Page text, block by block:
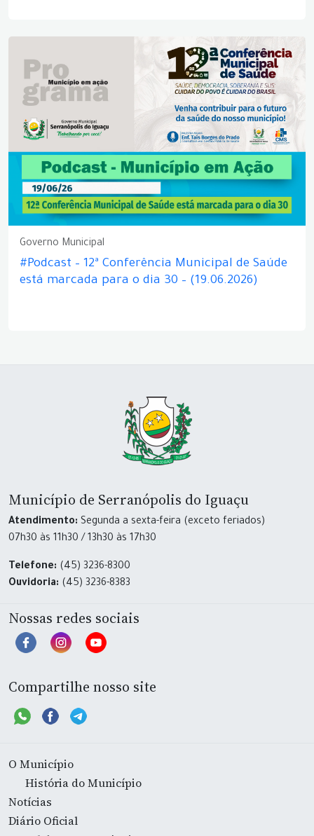
Governo Municipal
#Podcast – 12ª Conferência Municipal de Saúde
está marcada para o dia 30 – (19.06.2026)
Município de Serranópolis do Iguaçu
Atendimento: Segunda a sexta-feira (exceto feriados)
07h30 às 11h30 / 13h30 às 17h30
Telefone: (45) 3236-8300
Ouvidoria: (45) 3236-8383
Nossas redes sociais
Compartilhe nosso site
O Município
História do Município
Notícias
Diário Oficial